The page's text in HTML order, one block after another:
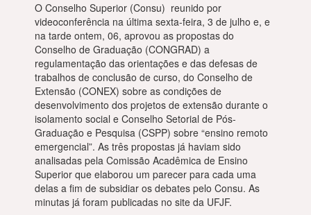
O Conselho Superior (Consu) reunido por
videoconferência na última sexta-feira, 3 de julho e, e
na tarde ontem, 06, aprovou as propostas do
Conselho de Graduação (CONGRAD) a
regulamentação das orientações e das defesas de
trabalhos de conclusão de curso, do Conselho de
Extensão (CONEX) sobre as condições de
desenvolvimento dos projetos de extensão durante o
isolamento social e Conselho Setorial de Pós-
Graduação e Pesquisa (CSPP) sobre “ensino remoto
emergencial”. As três propostas já haviam sido
analisadas pela Comissão Acadêmica de Ensino
Superior que elaborou um parecer para cada uma
delas a fim de subsidiar os debates pelo Consu. As
minutas já foram publicadas no site da UFJF.